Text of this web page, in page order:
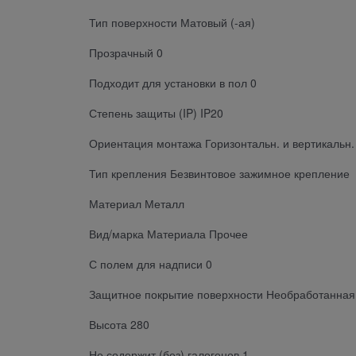
Тип поверхности Матовый (-ая)
Прозрачный 0
Подходит для установки в пол 0
Степень защиты (IP) IP20
Ориентация монтажа Горизонтальн. и вертикальн.
Тип крепления Безвинтовое зажимное крепление
Материал Металл
Вид/марка Материала Прочее
С полем для надписи 0
Защитное покрытие поверхности
Высота 280